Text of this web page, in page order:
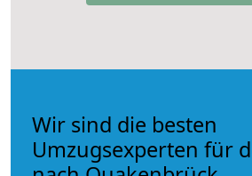
Wir sind die besten
Umzugsexperten für